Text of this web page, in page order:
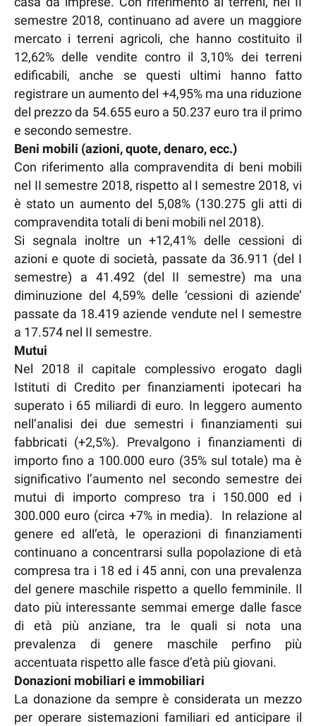
semestre 2018, continuano ad avere un maggiore
mercato i terreni agricoli, che hanno costituito il
12,62% delle vendite contro il 3,10% dei terreni
edificabili, anche se questi ultimi hanno fatto
registrare un aumento del +4,95% ma una riduzione
del prezzo da 54.655 euro a 50.237 euro tra il primo
e secondo semestre.
Beni mobili (azioni, quote, denaro, ecc.)
Con riferimento alla compravendita di beni mobili
nel II semestre 2018, rispetto al I semestre 2018, vi
è stato un aumento del 5,08% (130.275 gli atti di
compravendita totali di beni mobili nel 2018).
Si segnala inoltre un +12,41% delle cessioni di
azioni e quote di società, passate da 36.911 (del I
semestre) a 41.492 (del II semestre) ma una
diminuzione del 4,59% delle ‘cessioni di aziende’
passate da 18.419 aziende vendute nel I semestre
a 17.574 nel II semestre.
Mutui
Nel 2018 il capitale complessivo erogato dagli
Istituti di Credito per finanziamenti ipotecari ha
superato i 65 miliardi di euro. In leggero aumento
nell’analisi dei due semestri i finanziamenti sui
fabbricati (+2,5%). Prevalgono i finanziamenti di
importo fino a 100.000 euro (35% sul totale) ma è
significativo l’aumento nel secondo semestre dei
mutui di importo compreso tra i 150.000 ed i
300.000 euro (circa +7% in media). In relazione al
genere ed all’età, le operazioni di finanziamenti
continuano a concentrarsi sulla popolazione di età
compresa tra i 18 ed i 45 anni, con una prevalenza
del genere maschile rispetto a quello femminile. Il
dato più interessante semmai emerge dalle fasce
di età più anziane, tra le quali si nota una
prevalenza di genere maschile perfino più
accentuata rispetto alle fasce d’età più giovani.
Donazioni mobiliari e immobiliari
La donazione da sempre è considerata un mezzo
per operare sistemazioni familiari ed anticipare il